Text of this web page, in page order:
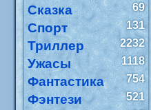
Сказка 69
Спорт 131
Триллер 2232
Ужасы 1118
Фантастика 754
Фэнтези
521